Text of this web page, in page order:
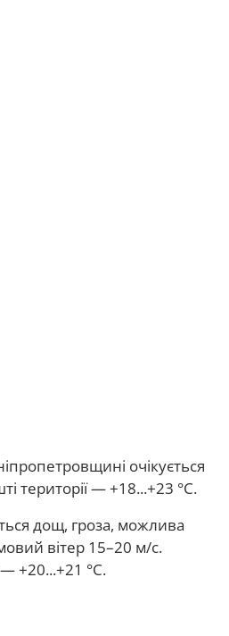
очікується
території — +18...+23 °С.
дощ, гроза, можлива
вітер 15–20 м/с.
+20...+21 °С.